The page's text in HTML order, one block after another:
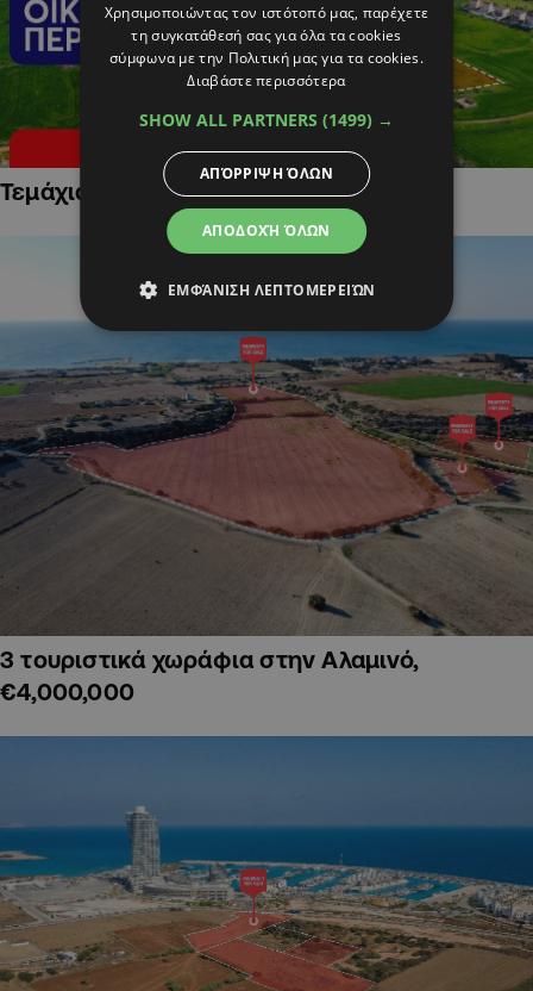
Τεμάχια Γης σε Οικιστικές Περιοχές
3 τουριστικά χωράφια στην Αλαμινό,
€4,000,000
Χρησιμοποιώντας τον ιστότοπό μας, παρέχετε
τη συγκατάθεσή σας για όλα τα cookies
σύμφωνα με την Πολιτική μας για τα cookies.
Διαβάστε περισσότερα
SHOW ALL PARTNERS (1499) →
ΑΠΟΔΟΧΉ ΌΛΩΝ
ΑΠΌΡΡΙΨΗ ΌΛΩΝ
ΕΜΦΆΝΙΣΗ ΛΕΠΤΟΜΕΡΕΙΏΝ